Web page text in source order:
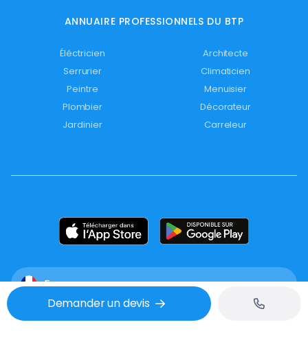
Demander un devis
ANNUAIRE PROFESSIONNELS DU BTP
Éléctricien
Architecte
Serrurier
Climaticien
Peintre
Menuisier
Plombier
Décorateur
Jardinier
Carreleur
France